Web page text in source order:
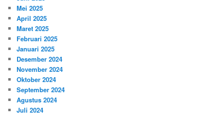
Mei 2025
April 2025
Maret 2025
Februari 2025
Januari 2025
Desember 2024
November 2024
Oktober 2024
September 2024
Agustus 2024
Juli 2024